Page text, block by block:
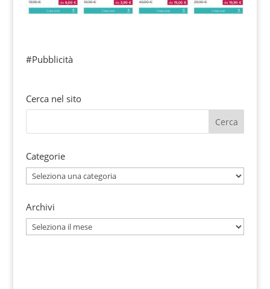
#Pubblicità
Cerca nel sito
Categorie
Categorie
Archivi
Archivi